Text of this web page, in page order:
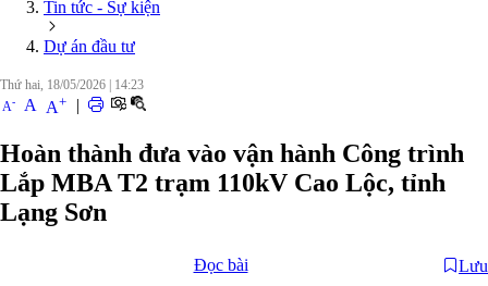
Tin tức - Sự kiện
Dự án đầu tư
Thứ hai, 18/05/2026
14:23
A- A A+ |
Hoàn thành đưa vào vận hành Công trình
Lắp MBA T2 trạm 110kV Cao Lộc, tỉnh
Lạng Sơn
Đọc bài Lưu